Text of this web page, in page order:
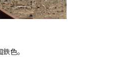
色。